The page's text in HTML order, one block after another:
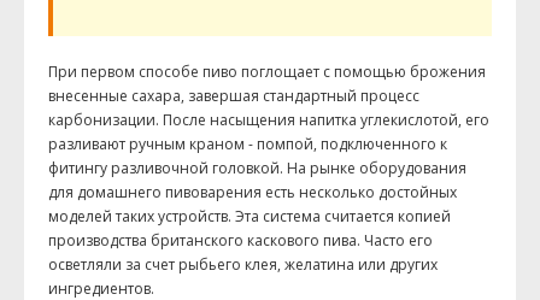
При первом способе пиво поглощает с помощью брожения
внесенные сахара, завершая стандартный процесс
карбонизации. После насыщения напитка углекислотой, его
разливают ручным краном - помпой, подключенного к
фитингу разливочной головкой. На рынке оборудования
для домашнего пивоварения есть несколько достойных
моделей таких устройств. Эта система считается копией
производства британского каскового пива. Часто его
осветляли за счет рыбьего клея, желатина или других
ингредиентов.